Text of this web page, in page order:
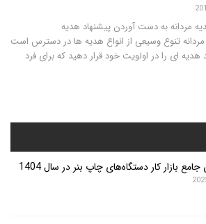
دست آوردن پیشنهاد هدیه
وسیعی از انواع هدیه ها در دسترس است
اولویت خود قرار دهید که برای فرد
دستگاه‌های چاپ بنر در سال 1404